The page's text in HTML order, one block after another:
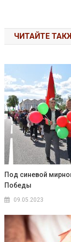
ЧИТАЙТЕ
Под синевой
Победы
09.05.2023